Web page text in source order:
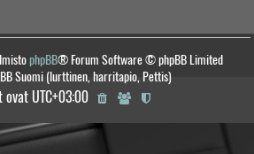
phpBB® Forum Software © phpBB Limited
Suomi (lurttinen, harritapio, Pettis)
ovat UTC+03:00